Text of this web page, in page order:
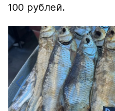
100 рублей.